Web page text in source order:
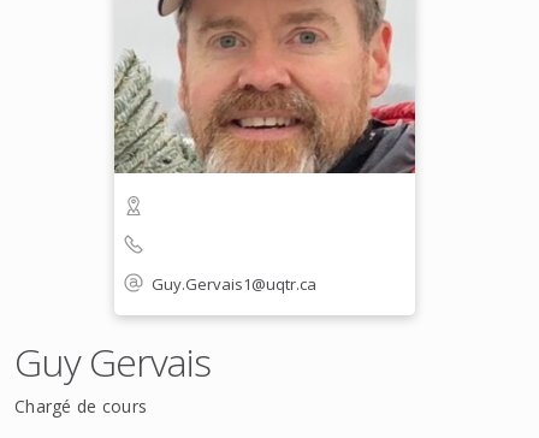
Guy.Gervais1@uqtr.ca
Guy Gervais
Chargé de cours